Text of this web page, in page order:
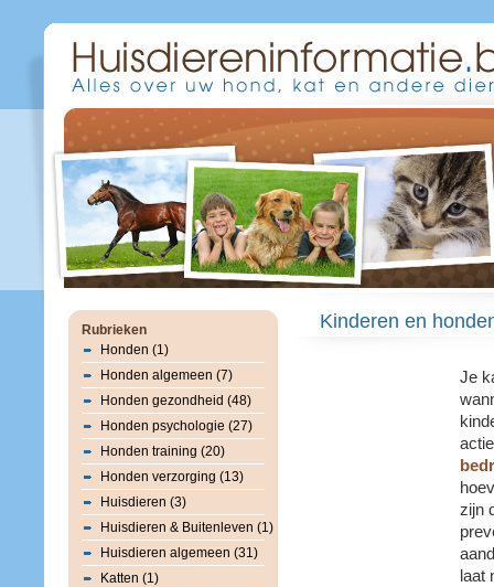
Rubrieken
Honden (1)
Honden algemeen (7)
Honden gezondheid (48)
Honden psychologie (27)
Honden training (20)
Honden verzorging (13)
Huisdieren (3)
Huisdieren & Buitenleven (1)
Huisdieren algemeen (31)
Katten (1)
Kinderen en
Je
zijn
laat